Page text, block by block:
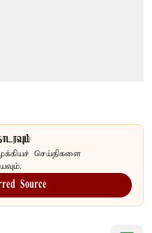
செய்திகளை
Source